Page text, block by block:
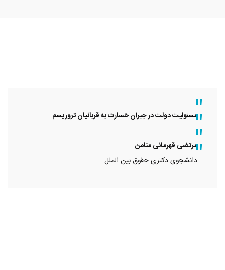
مسئولیت دولت در جبران خسارت به قربانیان تروریسم
مرتضی قهرمانی منامن
دانشجوی دکتری حقوق بین الملل